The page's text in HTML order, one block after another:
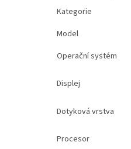
Kategorie
Model
Operační systém
Displej
Dotyková vrstva
Procesor